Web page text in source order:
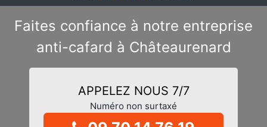
Faites confiance à notre entreprise
anti-cafard à Châteaurenard
APPELEZ NOUS 7/7
Numéro non surtaxé